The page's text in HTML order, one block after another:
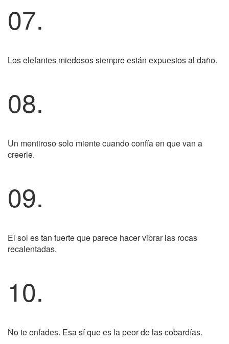
07.
Los elefantes miedosos siempre están expuestos al daño.
08.
Un mentiroso solo miente cuando confía en que van a
creerle.
09.
El sol es tan fuerte que parece hacer vibrar las rocas
recalentadas.
10.
No te enfades. Esa sí que es la peor de las cobardías.